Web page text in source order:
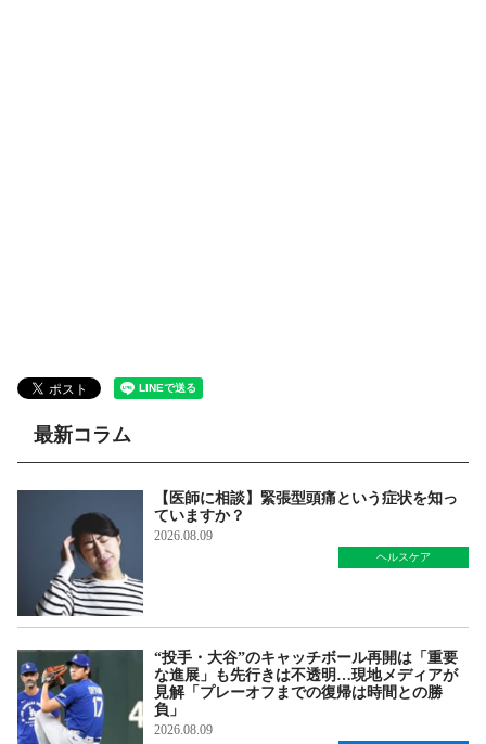
最新コラム
【医師に相談】緊張型頭痛という症状を知っ
ていますか？
2026.08.09
ヘルスケア
“投手・大谷”のキャッチボール再開は「重要
な進展」も先行きは不透明…現地メディアが
見解「プレーオフまでの復帰は時間との勝
負」
2026.08.09